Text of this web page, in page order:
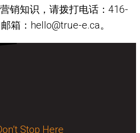
销知识，请拨打电话：416-
箱：hello@true-e.ca。
Stop Here